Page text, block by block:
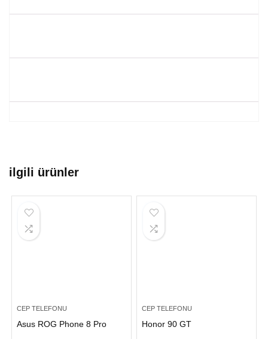
ilgili ürünler
CEP TELEFONU
Asus ROG Phone 8 Pro
CEP TELEFONU
Honor 90 GT